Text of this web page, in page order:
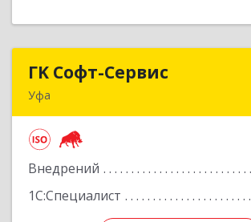
ГK Софт-Сервис
Уфа
Внедрений
1С:Специалист